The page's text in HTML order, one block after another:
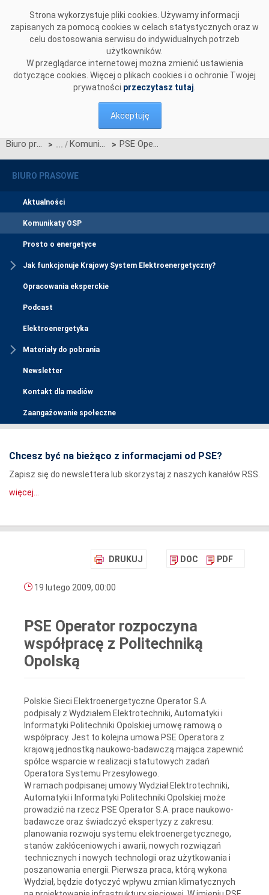
Strona wykorzystuje pliki cookies. Używamy informacji
zapisanych za pomocą cookies w celach statystycznych oraz w
celu dostosowania serwisu do indywidualnych potrzeb
użytkowników.
W przeglądarce internetowej można zmienić ustawienia
dotyczące cookies. Więcej o plikach cookies i o ochronie Twojej
prywatności przeczytasz tutaj
Akceptuję
Biuro prasowe > Komunikaty OSP > PSE Operator rozpoczyna współpracę z Politechniką Opolską
BIURO PRASOWE
Aktualności
Komunikaty OSP
Prosto o energetyce
Jak funkcjonuje Krajowy System Elektroenergetyczny?
Opracowania eksperckie
Podcast
Elektroenergetyka
Materiały do pobrania
Newsletter
Kontakt dla mediów
Zaangażowanie społeczne
Chcesz być na bieżąco z informacjami od PSE?
Zapisz się do newslettera lub skorzystaj z naszych kanałów RSS.
więcej...
DRUKUJ DOC PDF
19 lutego 2009, 00:00
PSE Operator rozpoczyna
współpracę z Politechniką
Opolską
Polskie Sieci Elektroenergetyczne Operator S.A.
podpisały z Wydziałem Elektrotechniki, Automatyki i
Informatyki Politechniki Opolskiej umowę ramową o
współpracy. Jest to kolejna umowa PSE Operatora z
krajową jednostką naukowo-badawczą mająca zapewnić
spółce wsparcie w realizacji statutowych zadań
Operatora Systemu Przesyłowego.
W ramach podpisanej umowy Wydział Elektrotechniki,
Automatyki i Informatyki Politechniki Opolskiej może
prowadzić na rzecz PSE Operator S.A. prace naukowo-
badawcze oraz świadczyć ekspertyzy z zakresu:
planowania rozwoju systemu elektroenergetycznego,
stanów zakłóceniowych i awarii, nowych rozwiązań
technicznych i nowych technologii oraz użytkowania i
poszanowania energii. Pierwsza praca, którą wykona
Wydział, będzie dotyczyć wpływu zmian klimatycznych